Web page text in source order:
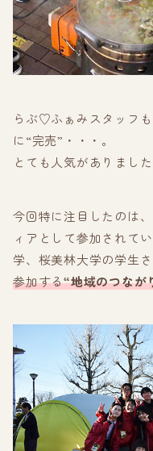
らぶ♡ふぁみスタッフ
に“完売”・・・。
とても人気がありました
今回特に注目したのは
ィアとして参加されて
学、桜美林大学の学生
参加する“地域のつなが